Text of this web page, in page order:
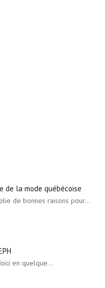
de la mode québécoise
de bonnes raisons pour…
en quelque…